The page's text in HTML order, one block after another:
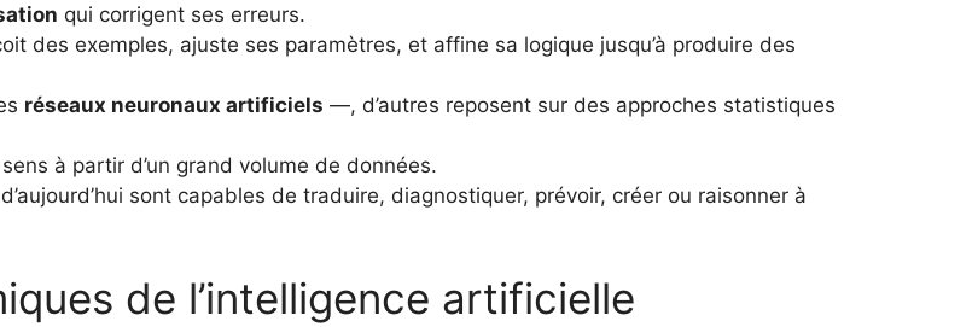
qui corrigent ses erreurs.
des exemples, ajuste ses paramètres, et affine sa logique jusqu’à produire des
réseaux neuronaux artificiels —, d’autres reposent sur des approches statistiques
à partir d’un grand volume de données.
sont capables de traduire, diagnostiquer, prévoir, créer ou raisonner à
de l’intelligence artificielle